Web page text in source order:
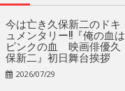
今は亡き久保新二のドキ
ュメンタリー!!『俺の血は
ピンクの血 映画俳優久
保新二』初日舞台挨拶
2026/07/29